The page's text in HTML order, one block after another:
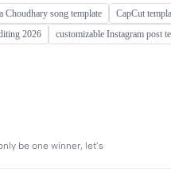
Choudhary song template CapCut
2026 customizable Instagram post
be one winner, let’s